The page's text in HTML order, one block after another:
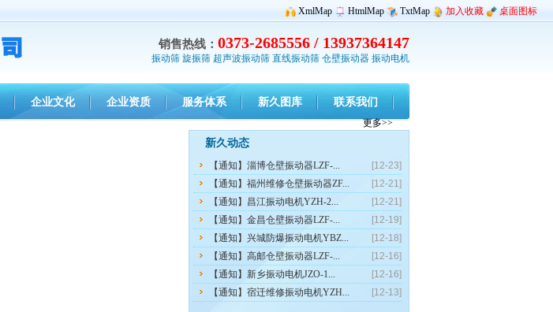
XmlMap HtmlMap TxtMap 加入收藏 桌面图标
销售热线： 0373-2685556 / 13937364147
振动筛 旋振筛 超声波振动筛 直线振动筛 仓壁振动器 振动电机
企业文化 企业资质 服务体系 新久图库 联系我们
新久动态
更多>>
[12-23]
【通知】淄博仓壁振动器LZF-...
[12-21]
【通知】福州维修仓壁振动器ZF...
[12-21]
【通知】昌江振动电机YZH-2...
[12-19]
【通知】金昌仓壁振动器LZF-...
[12-18]
【通知】兴城防爆振动电机YBZ...
[12-16]
【通知】高邮仓壁振动器LZF-...
[12-16]
【通知】新乡振动电机JZO-1...
[12-13]
【通知】宿迁维修振动电机YZH...